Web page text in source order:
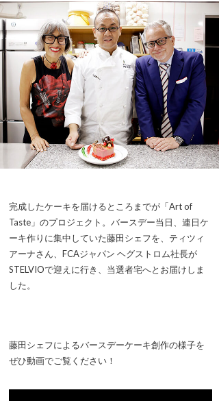
完成したケーキを届けるところまでが「Art of
Taste」のプロジェクト。バースデー当日、連日ケ
ーキ作りに集中していた藤田シェフを、ティツィ
アーナさん、FCAジャパン ヘグストロム社長が
STELVIOで迎えに行き、当選者宅へとお届けしま
した。
藤田シェフによるバースデーケーキ創作の様子を
ぜひ動画でご覧ください！